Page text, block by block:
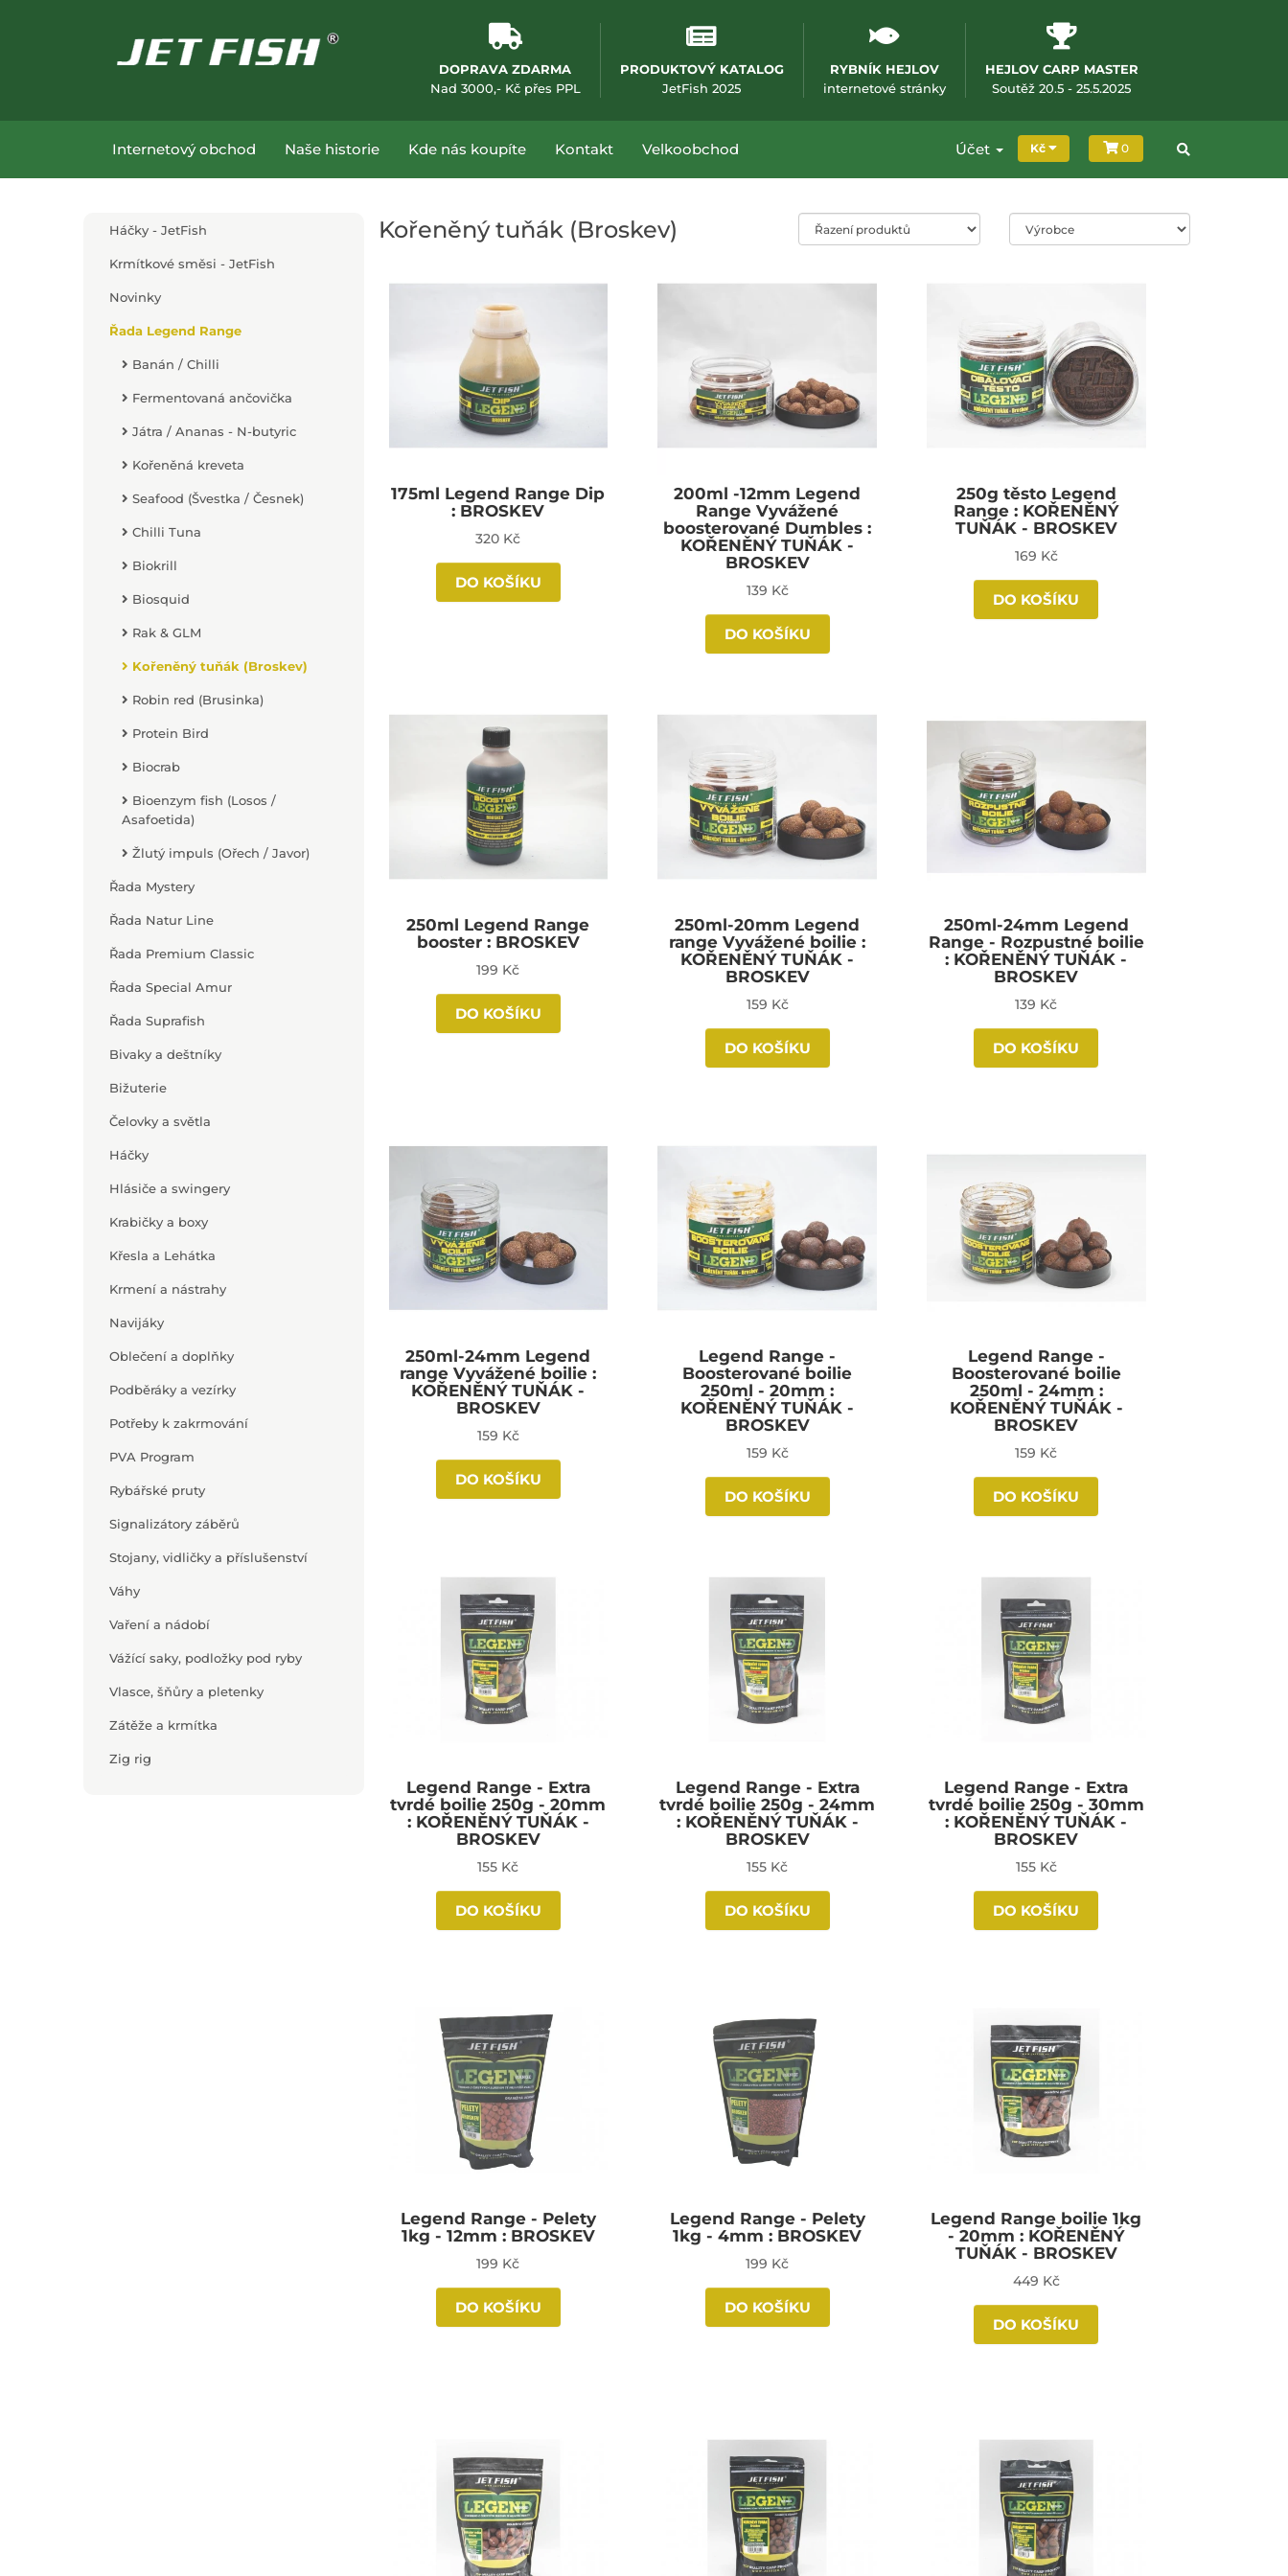
DOPRAVA ZDARMA
Nad 3000,- Kč přes PPL
PRODUKTOVÝ KATALOG
JetFish 2025(otevře se v novém okně)
RYBNÍK HEJLOV
internetové stránky(otevře se v novém okně)
HEJLOV CARP MASTER
Soutěž 20.5 - 25.5.2025(otevře se v novém
Internetový obchod Naše historie Kde nás koupíte Kontakt Velkoobchod Účet Kč 0
Háčky - JetFish
Krmítkové směsi - JetFish
Novinky
Řada Legend Range
Banán / Chilli
Fermentovaná ančovička
Játra / Ananas - N-butyric
Kořeněná kreveta
Seafood (Švestka / Česnek)
Chilli Tuna
Biokrill
Biosquid
Rak & GLM
Kořeněný tuňák (Broskev)
Robin red (Brusinka)
Protein Bird
Biocrab
Bioenzym fish (Losos /
Asafoetida)
Žlutý impuls (Ořech / Javor)
Řada Mystery
Řada Natur Line
Řada Premium Classic
Řada Special Amur
Řada Suprafish
Bivaky a deštníky
Bižuterie
Čelovky a světla
Háčky
Hlásiče a swingery
Krabičky a boxy
Křesla a Lehátka
Krmení a nástrahy
Navijáky
Oblečení a doplňky
Podběráky a vezírky
Potřeby k zakrmování
PVA Program
Rybářské pruty
Signalizátory záběrů
Stojany, vidličky a příslušenství
Váhy
Vaření a nádobí
Vážící saky, podložky pod ryby
Vlasce, šňůry a pletenky
Zátěže a krmítka
Zig rig
Kořeněný tuňák (Broskev) Řazení produktů
175ml Legend Range Dip
: BROSKEV
320 Kč
DO KOŠÍKU
200ml -12mm Legend
Range Vyvážené
boosterované Dumbles :
KOŘENĚNÝ TUŇÁK -
BROSKEV
139 Kč
DO KOŠÍKU
250g těsto Legend
Range : KOŘENĚNÝ
TUŇÁK - BROSKEV
169 Kč
DO KOŠÍKU
250ml Legend Range
booster : BROSKEV
199 Kč
DO KOŠÍKU
250ml-20mm Legend
range Vyvážené boilie :
KOŘENĚNÝ TUŇÁK -
BROSKEV
159 Kč
DO KOŠÍKU
250ml-24mm Legend
Range - Rozpustné boilie
: KOŘENĚNÝ TUŇÁK -
BROSKEV
139 Kč
DO KOŠÍKU
250ml-24mm Legend
range Vyvážené boilie :
KOŘENĚNÝ TUŇÁK -
BROSKEV
159 Kč
DO KOŠÍKU
Legend Range -
Boosterované boilie
250ml - 20mm :
KOŘENĚNÝ TUŇÁK -
BROSKEV
159 Kč
DO KOŠÍKU
Legend Range -
Boosterované boilie
250ml - 24mm :
KOŘENĚNÝ TUŇÁK -
BROSKEV
159 Kč
DO KOŠÍKU
Legend Range - Extra
tvrdé boilie 250g - 20mm
: KOŘENĚNÝ TUŇÁK -
BROSKEV
155 Kč
DO KOŠÍKU
Legend Range - Extra
tvrdé boilie 250g - 24mm
: KOŘENĚNÝ TUŇÁK -
BROSKEV
155 Kč
DO KOŠÍKU
Legend Range - Extra
tvrdé boilie 250g - 30mm
: KOŘENĚNÝ TUŇÁK -
BROSKEV
155 Kč
DO KOŠÍKU
Legend Range - Pelety
1kg - 12mm : BROSKEV
199 Kč
DO KOŠÍKU
Legend Range - Pelety
1kg - 4mm : BROSKEV
199 Kč
DO KOŠÍKU
Legend Range boilie 1kg
- 20mm : KOŘENĚNÝ
TUŇÁK - BROSKEV
449 Kč
DO KOŠÍKU